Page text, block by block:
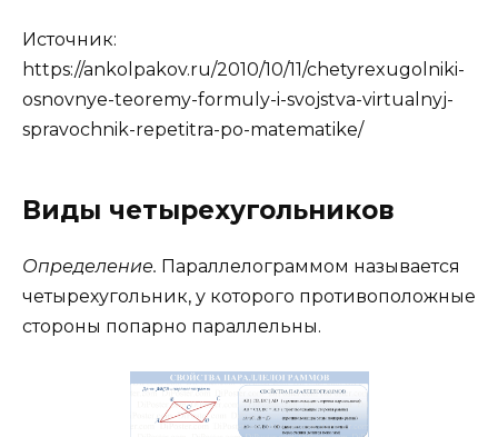
Источник:
https://ankolpakov.ru/2010/10/11/chetyrexugolniki-
osnovnye-teoremy-formuly-i-svojstva-virtualnyj-
spravochnik-repetitra-po-matematike/
Виды четырехугольников
Определение. Параллелограммом называется
четырехугольник, у которого противоположные
стороны попарно параллельны.